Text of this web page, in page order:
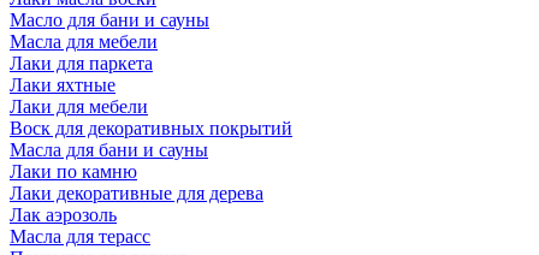
Масло для бани и сауны
Масла для мебели
Лаки для паркета
Лаки яхтные
Лаки для мебели
Воск для декоративных покрытий
Масла для бани и сауны
Лаки по камню
Лаки декоративные для дерева
Лак аэрозоль
Масла для терасс